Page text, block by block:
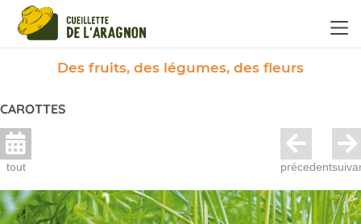
Des fruits, des légumes, des fleurs
CAROTTES
tout précedent
Panneau de gestion des cookies